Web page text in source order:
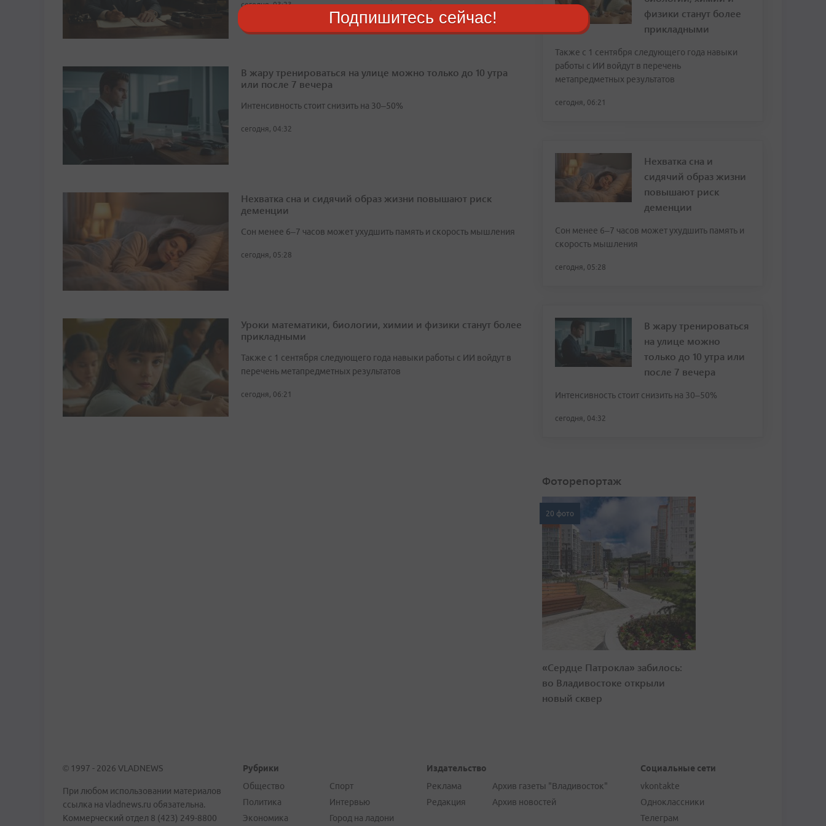
сегодня, 03:23
В жару тренироваться на улице можно только до 10 утра
или после 7 вечера
Интенсивность стоит снизить на 30–50%
сегодня, 04:32
Нехватка сна и сидячий образ жизни повышают риск
деменции
Сон менее 6–7 часов может ухудшить память и скорость мышления
сегодня, 05:28
Уроки математики, биологии, химии и физики станут более
прикладными
Также с 1 сентября следующего года навыки работы с ИИ войдут в
перечень метапредметных результатов
сегодня, 06:21
физики станут более
прикладными
Также с 1 сентября следующего года навыки
работы с ИИ войдут в перечень
метапредметных результатов
сегодня, 06:21
Нехватка сна и
сидячий образ жизни
повышают риск
деменции
Сон менее 6–7 часов может ухудшить память и
скорость мышления
сегодня, 05:28
В жару тренироваться
на улице можно
только до 10 утра или
после 7 вечера
Интенсивность стоит снизить на 30–50%
сегодня, 04:32
Фоторепортаж
20 фото
«Сердце Патрокла» забилось:
во Владивостоке открыли
новый сквер
© 1997 - 2026 VLADNEWS
При любом использовании материалов
ссылка на vladnews.ru обязательна.
Коммерческий отдел 8 (423) 249-8800
Рубрики
Общество
Политика
Экономика
Спорт
Интервью
Город на ладони
Издательство
Реклама
Редакция
Архив газеты "Владивосток"
Архив новостей
Социальные сети
vkontakte
Одноклассники
Телеграм
Подпишитесь сейчас!